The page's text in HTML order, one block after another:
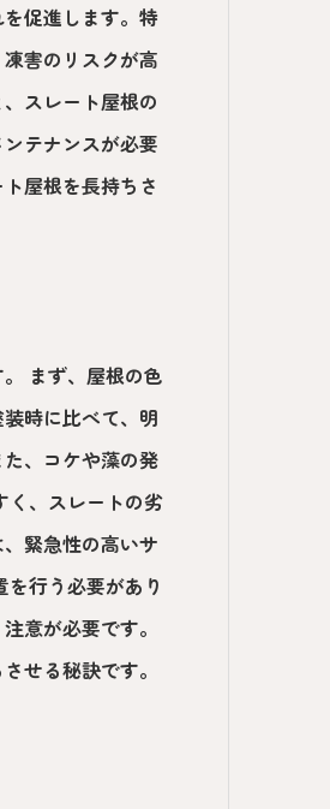
促進します。特
害のリスクが高
スレート屋根の
テナンスが必要
屋根を長持ちさ
まず、屋根の色
時に比べて、明
、コケや藻の発
く、スレートの劣
緊急性の高いサ
行う必要があり
意が必要です。
せる秘訣です。